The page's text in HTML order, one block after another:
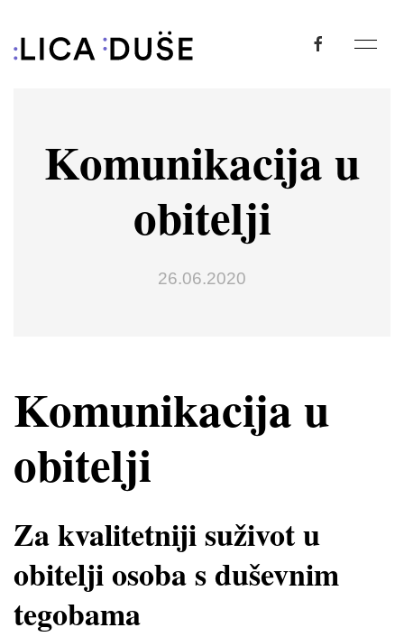
Komunikacija u
obitelji
26.06.2020
Komunikacija u
obitelji
Za kvalitetniji suživot u
obitelji osoba s duševnim
tegobama